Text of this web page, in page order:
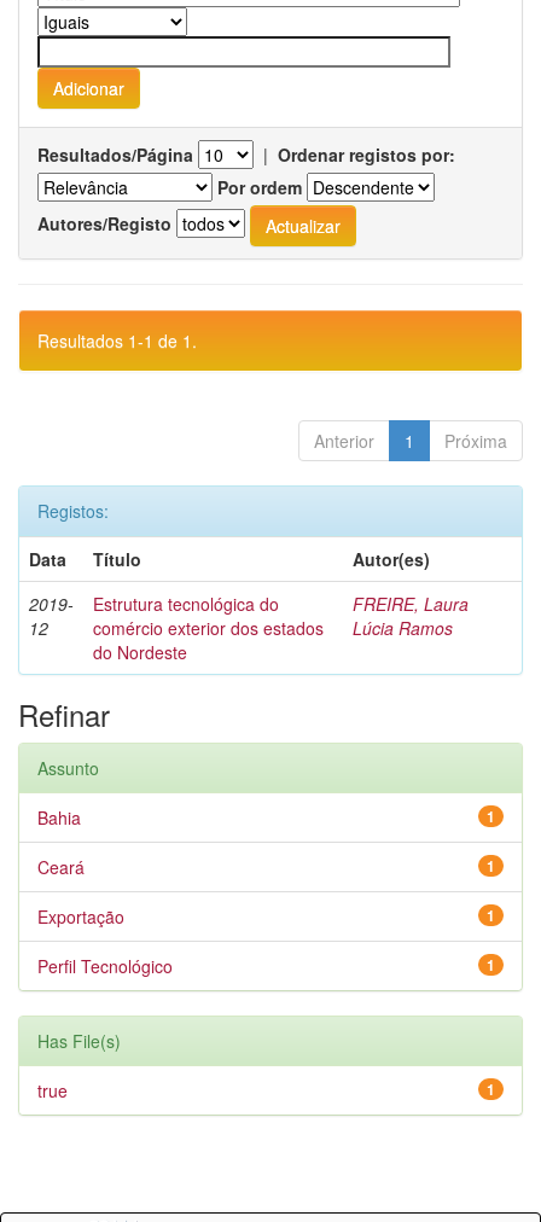
Resultados/Página | Ordenar registos por:
Por ordem
Autores/Registo
Resultados 1-1 de 1.
Anterior 1 Próxima
Registos:
Data
Título
Autor(es)
2019-
12
Estrutura tecnológica do
comércio exterior dos estados
do Nordeste
FREIRE, Laura
Lúcia Ramos
Refinar
Assunto
1
Bahia
1
Ceará
1
Exportação
1
Perfil Tecnológico
Has File(s)
1
true